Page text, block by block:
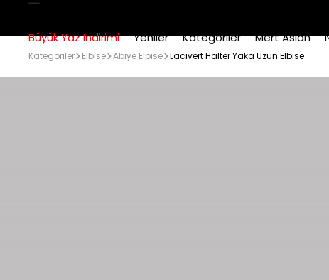
Büyük Yaz İndirimi Yeniler Kategoriler Mert Aslan
Kategoriler Elbise Abiye Elbise Lacivert Halter Yaka Uzun Elbise